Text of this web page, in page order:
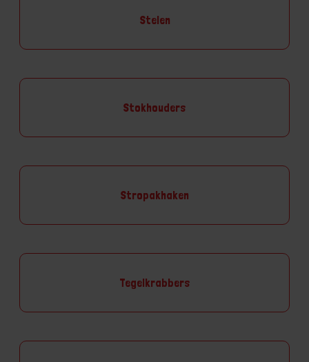
Stelen
Stokhouders
Stropakhaken
Tegelkrabbers